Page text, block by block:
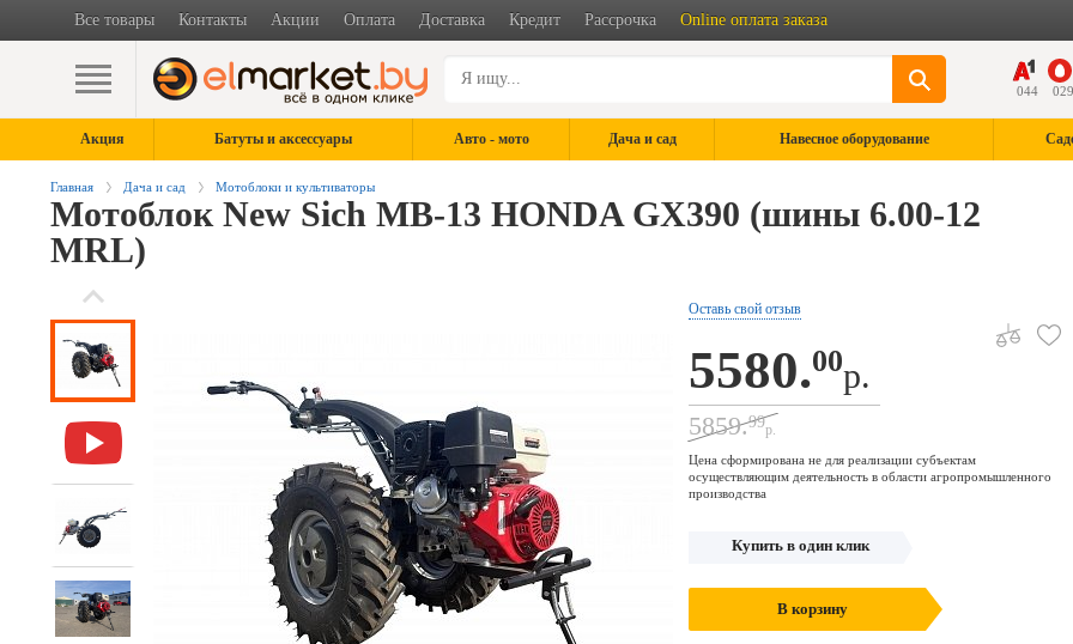
Все товары Контакты Акции Оплата Доставка Кредит Рассрочка Online оплата заказа
044 029
Акция Батуты и аксессуары Авто - мото Дача и сад Навесное оборудование
Главная Дача и сад Мотоблоки и культиваторы
Мотоблок New Sich MB-13 HONDA GX390 (шины 6.00-12
MRL)
Оставь свой отзыв
5580.00р.
5859.99р.
Цена сформирована не для реализации субъектам
осуществляющим деятельность в области агропромышленного
производства
Купить в один клик
В корзину